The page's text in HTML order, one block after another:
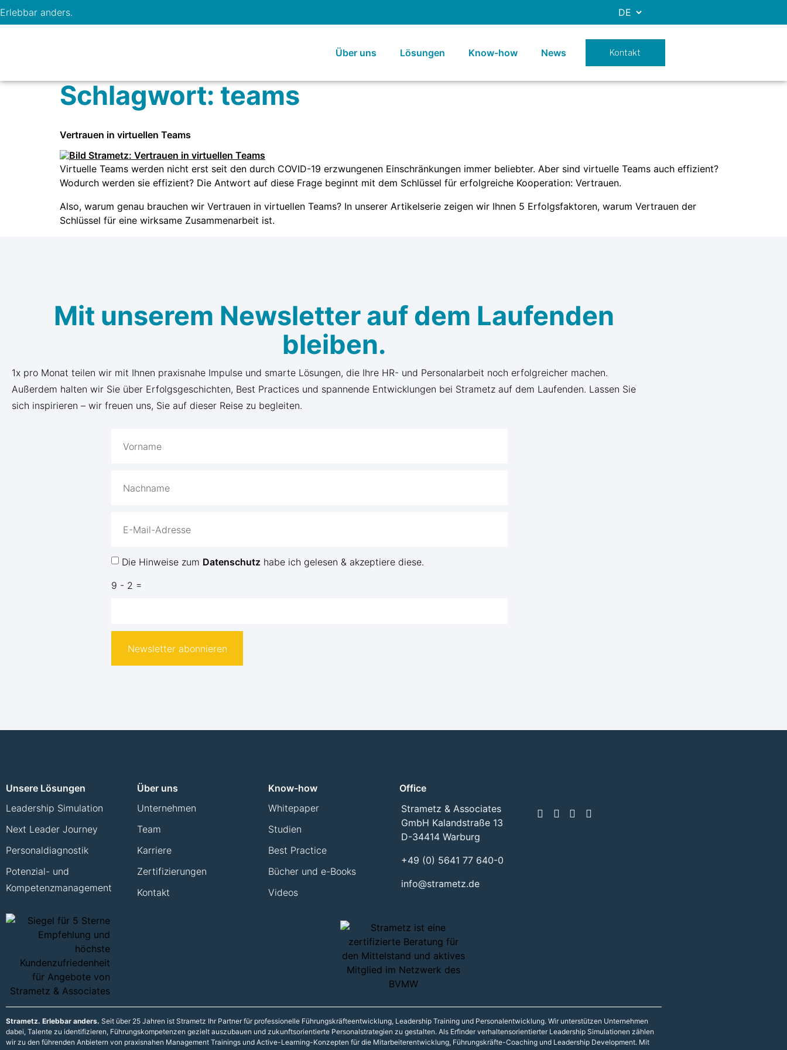
Erlebbar anders.
Über uns Lösungen Know-how News Kontakt
Schlagwort: teams
Vertrauen in virtuellen Teams
Virtuelle Teams werden nicht erst seit den durch COVID-19 erzwungenen Einschränkungen immer beliebter. Aber sind virtuelle Teams auch effizient?
Wodurch werden sie effizient? Die Antwort auf diese Frage beginnt mit dem Schlüssel für erfolgreiche Kooperation: Vertrauen.
Also, warum genau brauchen wir Vertrauen in virtuellen Teams? In unserer Artikelserie zeigen wir Ihnen 5 Erfolgsfaktoren, warum Vertrauen der
Schlüssel für eine wirksame Zusammenarbeit ist.
Mit unserem Newsletter auf dem Laufenden
bleiben.
1x pro Monat teilen wir mit Ihnen praxisnahe Impulse und smarte Lösungen, die Ihre HR- und Personalarbeit noch erfolgreicher machen.
Außerdem halten wir Sie über Erfolgsgeschichten, Best Practices und spannende Entwicklungen bei Strametz auf dem Laufenden. Lassen Sie
sich inspirieren – wir freuen uns, Sie auf dieser Reise zu begleiten.
Die Hinweise zum Datenschutz habe ich gelesen & akzeptiere diese.
9 - 2 =
Newsletter abonnieren
Unsere Lösungen
Leadership Simulation
Next Leader Journey
Personaldiagnostik
Potenzial- und
Kompetenzmanagement
Über uns
Unternehmen
Team
Karriere
Zertifizierungen
Kontakt
Know-how
Whitepaper
Studien
Best Practice
Bücher und e-Books
Videos
Office
Strametz & Associates
GmbH Kalandstraße 13
D-34414 Warburg
+49 (0) 5641 77 640-0
info@strametz.de
Strametz. Erlebbar anders. Seit über 25 Jahren ist Strametz Ihr Partner für professionelle Führungskräfteentwicklung, Leadership Training und Personalentwicklung. Wir unterstützen Unternehmen
dabei, Talente zu identifizieren, Führungskompetenzen gezielt auszubauen und zukunftsorientierte Personalstrategien zu gestalten. Als Erfinder verhaltensorientierter Leadership Simulationen zählen
wir zu den führenden Anbietern von praxisnahen Management Trainings und Active-Learning-Konzepten für die Mitarbeiterentwicklung, Führungskräfte-Coaching und Leadership Development. Mit